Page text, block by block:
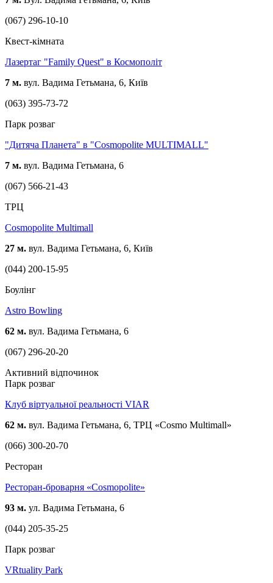
(067) 296-10-10
Квест-кімната
Лазертаг "Family Quest" в Космополіт
7 м. вул. Вадима Гетьмана, 6, Київ
(063) 395-73-72
Парк розваг
"Дитяча Планета" в "Cosmopolite MULTIMALL"
7 м. вул. Вадима Гетьмана, 6
(067) 566-21-43
ТРЦ
Cosmopolite Multimall
27 м. вул. Вадима Гетьмана, 6, Київ
(044) 200-15-95
Боулінг
Astro Bowling
62 м. вул. Вадима Гетьмана, 6
(067) 296-20-20
Активний відпочинок
Парк розваг
Клуб віртуальної реальності VIAR
62 м. вул. Вадима Гетьмана, 6, ТРЦ «Cosmo Multimall»
(066) 300-20-70
Ресторан
Ресторан-броварня «Cosmopolite»
93 м. ул. Вадима Гетьмана, 6
(044) 205-35-25
Парк розваг
VRtuality Park